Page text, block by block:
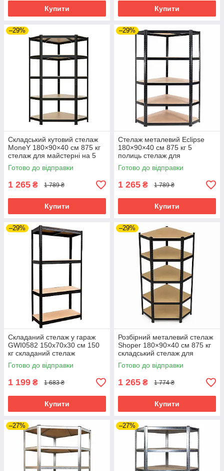
Купити Купити
–29%
Складський кутовий стелаж
MoneY 180×90×40 см 875 кг
стелаж для майстерні на 5
полиць
Готово до відправки
1 265 ₴ 1 789 ₴
Купити
–29%
Cтелаж металевий Eclipse
180×90×40 см 875 кг 5
полиць cтелаж для
інструментів стелаж для
коробок
Готово до відправки
1 265 ₴ 1 789 ₴
Купити
–29%
Складаний стелаж у гараж
GWI0582 150x70x30 см 150
кг складаний стелаж
трансформер стелаж для
запчастин
Готово до відправки
1 199 ₴ 1 683 ₴
Купити
–29%
Розбірний металевий стелаж
Shoper 180×90×40 см 875 кг
складський стелаж для
майстерні 5 полиць
Готово до відправки
1 265 ₴ 1 774 ₴
Купити
–27% –27%